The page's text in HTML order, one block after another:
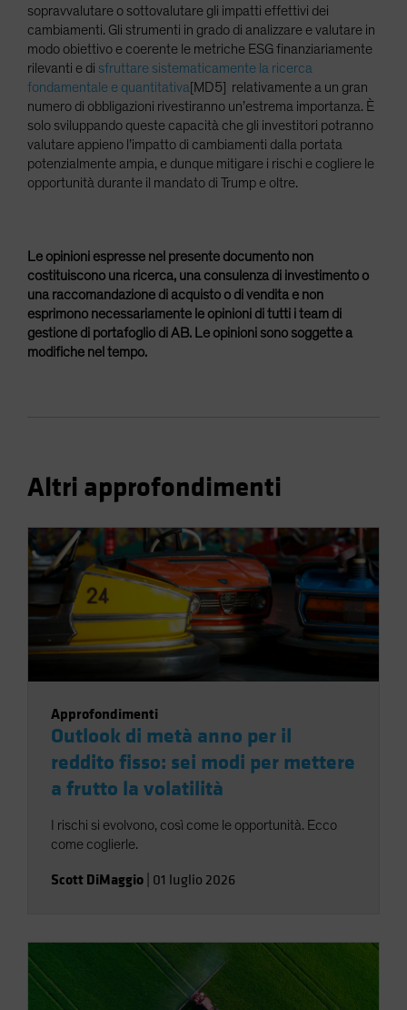
sopravvalutare o sottovalutare gli impatti effettivi dei
cambiamenti. Gli strumenti in grado di analizzare e valutare in
modo obiettivo e coerente le metriche ESG finanziariamente
rilevanti e di sfruttare sistematicamente la ricerca
fondamentale e quantitativa[MD5] relativamente a un gran
numero di obbligazioni rivestiranno un’estrema importanza. È
solo sviluppando queste capacità che gli investitori potranno
valutare appieno l’impatto di cambiamenti dalla portata
potenzialmente ampia, e dunque mitigare i rischi e cogliere le
opportunità durante il mandato di Trump e oltre.
Le opinioni espresse nel presente documento non
costituiscono una ricerca, una consulenza di investimento o
una raccomandazione di acquisto o di vendita e non
esprimono necessariamente le opinioni di tutti i team di
gestione di portafoglio di AB. Le opinioni sono soggette a
modifiche nel tempo.
Altri approfondimenti
Approfondimenti
Outlook di metà anno per il
reddito fisso: sei modi per mettere
a frutto la volatilità
I rischi si evolvono, così come le opportunità. Ecco
come coglierle.
Scott DiMaggio 01 luglio 2026